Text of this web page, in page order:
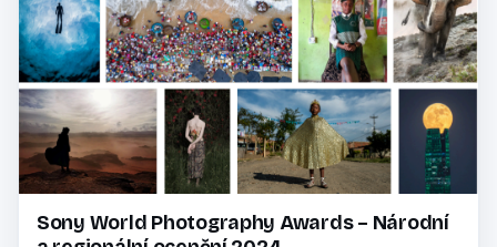
Sony World Photography Awards – Národní